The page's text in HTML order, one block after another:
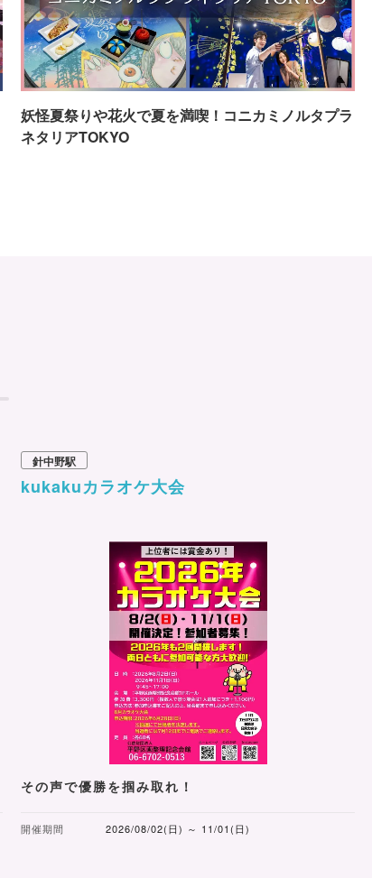
妖怪夏祭りや花火で夏を満喫！コニカミノルタプラ
ネタリアTOKYO
針中野駅
kukakuカラオケ大会
その声で優勝を掴み取れ！
開催期間 2026/08/02(日) ～ 11/01(日)